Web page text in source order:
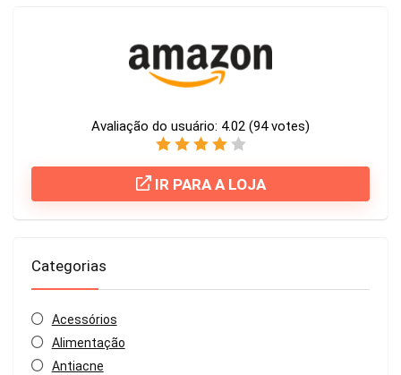
Avaliação do usuário: 4.02 (94votes)
IR PARA A LOJA
Categorias
Acessórios
Alimentação
Antiacne